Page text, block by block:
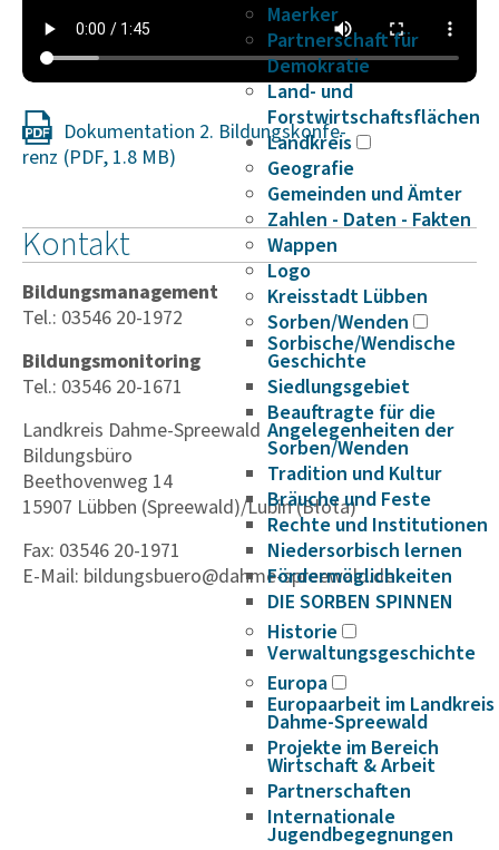
Maerker
Partnerschaft für
Demokratie
Land- und
Forstwirtschaftsflächen
Landkreis
Geografie
Gemeinden und Ämter
Zahlen - Daten - Fakten
Wappen
Logo
Kreisstadt Lübben
Sorben/Wenden
Sorbische/Wendische
Geschichte
Siedlungsgebiet
Beauftragte für die
Angelegenheiten der
Sorben/Wenden
Tradition und Kultur
Bräuche und Feste
Rechte und Institutionen
Niedersorbisch lernen
Fördermöglichkeiten
DIE SORBEN SPINNEN
Historie
Verwaltungsgeschichte
Europa
Europaarbeit im Landkreis
Dahme-Spreewald
Projekte im Bereich
Wirtschaft & Arbeit
Partnerschaften
Internationale
Jugendbegegnungen
Doku­men­ta­tion 2. Bildungs­kon­fe­
renz
Kontakt
Bildungsmanagement
Tel.: 03546 20-1972
Bildungsmonitoring
Tel.: 03546 20-1671
Landkreis Dahme-Spreewald
Bildungsbüro
Beethovenweg 14
15907 Lübben (Spreewald)/Lubin (Błota)
Fax: 03546 20-1971
E-Mail: bildungsbuero@dahme-spreewald.de